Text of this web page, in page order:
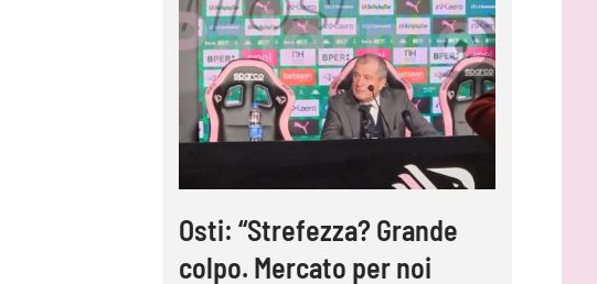
Osti: “Strefezza? Grande
colpo. Mercato per noi